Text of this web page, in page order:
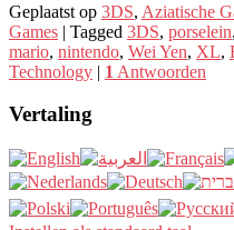
Geplaatst op 3DS, Aziatische
Games | Tagged 3DS, porselein,
mario, nintendo, Wei Yen, XL,
Technology | 1 Antwoorden
Vertaling